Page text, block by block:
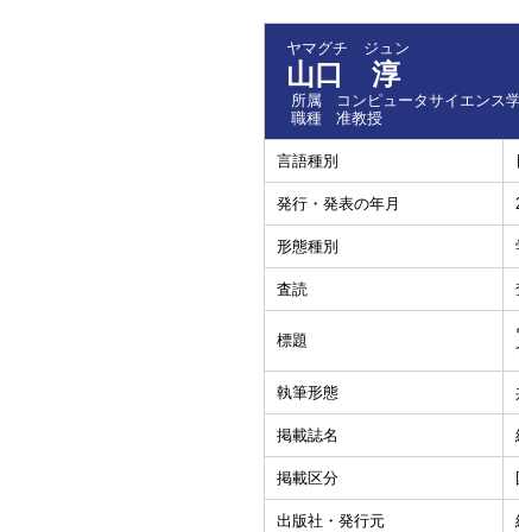
ヤマグチ ジュン
山口 淳
所属
コンピュータサイエンス
職種
准教授
言語種別
発行・発表の年月
形態種別
査読
標題
執筆形態
掲載誌名
掲載区分
出版社・発行元